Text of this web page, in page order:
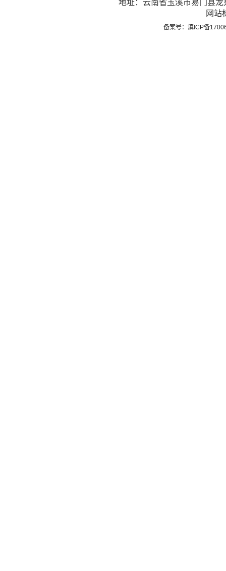
地址：云南省玉溪市易门县
网站
备案号：滇ICP备